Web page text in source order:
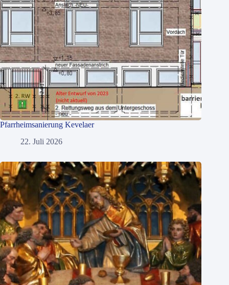
Pfarrheimsanierung Kevelaer
22. Juli 2026